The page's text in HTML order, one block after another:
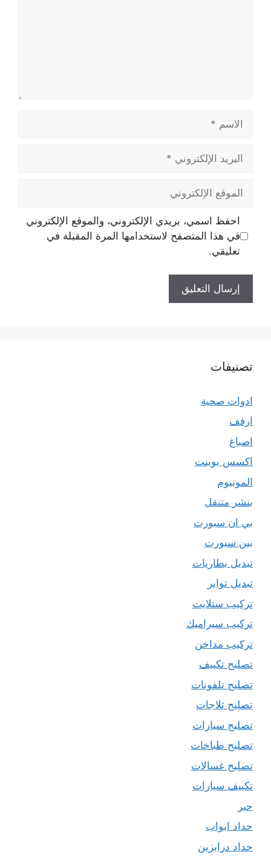
الاسم
البريد
الإلكتروني
الموقع
الإلكتروني
احفظ اسمي، بريدي الإلكتروني، والموقع الإلكتروني
في هذا المتصفح لاستخدامها المرة المقبلة في
تعليقي.
تصنيفات
ادوات صحية
ارفف
اصباغ
اكسس بوينت
المونيوم
بنشر متنقل
بي ان سبورت
بين سبورت
تبديل بطاريات
تبديل تواير
تركيب ستلايت
تركيب سيراميك
تركيب مداخن
تصليح تكييف
تصليح تلفونات
تصليح ثلاجات
تصليح سيارات
تصليح طباخات
تصليح غسالات
تكييف سيارات
حبر
حداد ابواب
حداد درابزين